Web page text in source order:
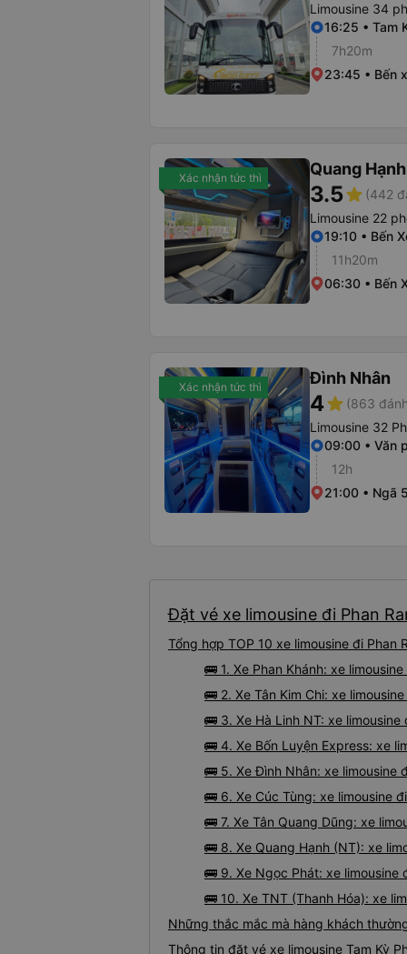
Limousine 34
16:25 • Tam
7h20m
23:45 • Bến
Xác nhận tức thì Quang
3.5star (442
Limousine 22
19:10 • Bến
11h20m
06:30 • Bến
Xác nhận tức thì Đình Nhân
4star (863 đánh
Limousine 32
09:00 • Văn
12h
21:00 • Ngã
Đặt vé xe limousine đi Phan
Tổng hợp TOP 10 xe limousine đi
🚌 1. Xe Phan Khánh: xe
🚌 2. Xe Tân Kim Chi: xe
🚌 3. Xe Hà Linh NT: xe
🚌 4. Xe Bốn Luyện Express: xe
🚌 5. Xe Đình Nhân: xe limousine
🚌 6. Xe Cúc Tùng: xe limousine
🚌 7. Xe Tân Quang Dũng: xe
🚌 8. Xe Quang Hạnh (NT): xe
🚌 9. Xe Ngọc Phát: xe limousine
🚌 10. Xe TNT (Thanh Hóa): xe
Những thắc mắc mà hàng khách
Thông tin đặt vé xe limousine Tam Kỳ